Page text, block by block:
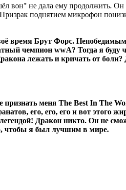
вон" не дала ему продолжить. Он
поднятием микрофон
время Брут Форс.
чемпион wwA? Тогда я буду
лежать и кричать от боли?
меня The Best In The
его, его, его и вот этого
Дракон никто. Он не
чтобы я был лучшим в мире.